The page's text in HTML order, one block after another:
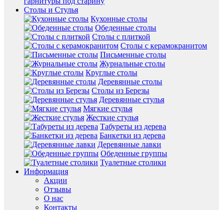
Столы и Стулья
Кухонные столы
Обеденные столы
Столы с плиткой
Столы с керамокранитом
Письменные столы
Журнальные столы
Круглые столы
Деревянные столы
Столы из Березы
Деревянные стулья
Мягкие стулья
Жесткие стулья
Табуреты из дерева
Банкетки из дерева
Деревянные лавки
Обеденные группы
Туалетные столики
Информация
Акции
Отзывы
О нас
Контакты